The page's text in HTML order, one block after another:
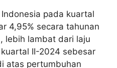
pada kuartal
4,95% secara tahunan
lebih lambat dari laju
II-2024 sebesar
atas pertumbuhan